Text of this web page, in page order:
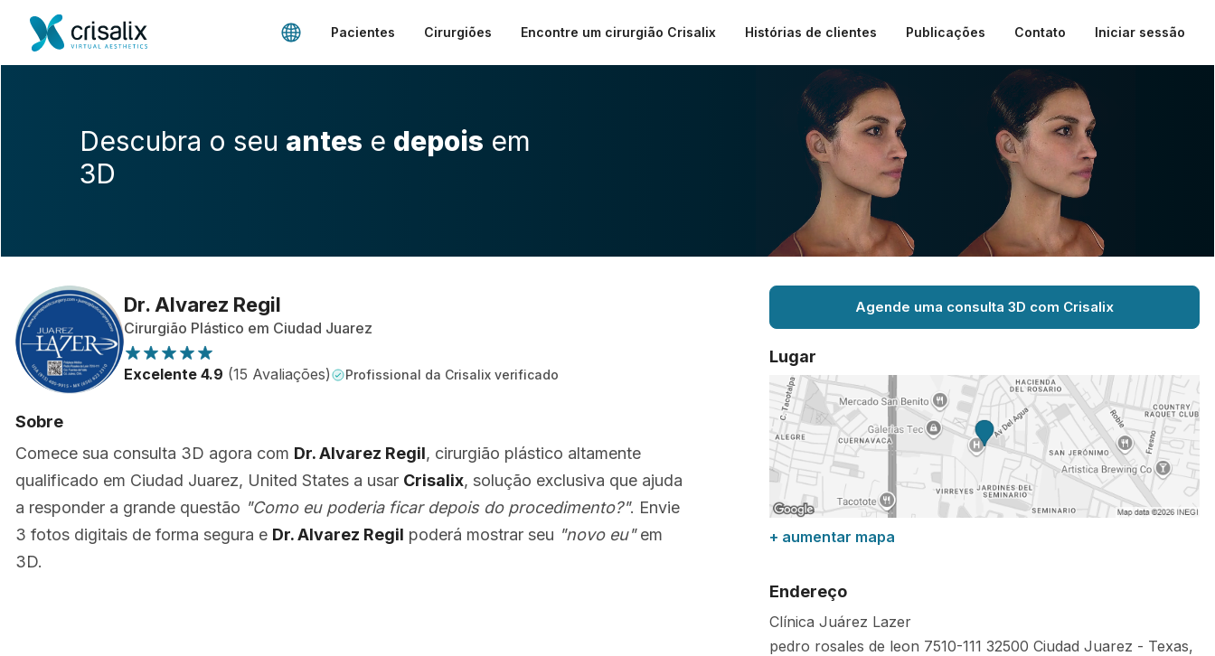
Pacientes Cirurgiões Encontre um cirurgião Crisalix Histórias de clientes Publicações Contato Iniciar sessão
Descubra o seu antes e depois em
3D
Dr. Alvarez Regil
Cirurgião Plástico em Ciudad Juarez
Excelente 4.9 (15 Avaliações) Profissional da Crisalix verificado
Sobre
Comece sua consulta 3D agora com Dr. Alvarez Regil, cirurgião plástico altamente
qualificado em Ciudad Juarez, United States a usar Crisalix, solução exclusiva que ajuda
a responder a grande questão "Como eu poderia ficar depois do procedimento?". Envie
3 fotos digitais de forma segura e Dr. Alvarez Regil poderá mostrar seu "novo eu"em
3D.
Agende uma consulta 3D com Crisalix
Lugar
+ aumentar mapa
Endereço
Clínica Juárez Lazer
pedro rosales de leon 7510-111 32500 Ciudad Juarez - Texas,